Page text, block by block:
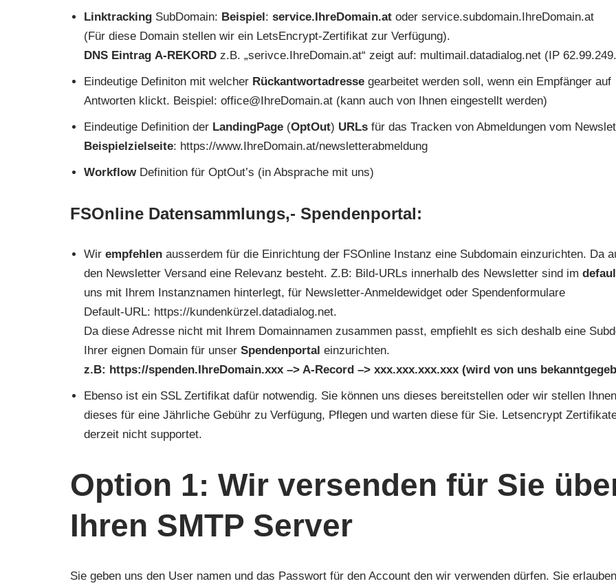
Linktracking SubDomain: Beispiel: service.IhreDomain.at oder service.subdomain.IhreDomain.at
(Für diese Domain stellen wir ein LetsEncrypt-Zertifikat zur Verfügung).
DNS Eintrag A-REKORD z.B. „serivce.IhreDomain.at“ zeigt auf: multimail.datadialog.net (IP
Eindeutige Definiton mit welcher Rückantwortadresse gearbeitet werden soll, wenn ein Empfänger auf
Antworten klickt. Beispiel: office@IhreDomain.at (kann auch von Ihnen eingestellt werden)
Eindeutige Definition der LandingPage (OptOut) URLs für das Tracken von Abmeldungen vom
Beispielzielseite: https://www.IhreDomain.at/newsletterabmeldung
WorkflowDefinition für OptOut’s (in Absprache mit uns)
FSOnline Datensammlungs,- Spendenportal:
Wir empfehlen ausserdem für die Einrichtung der FSOnline Instanz eine Subdomain einzurichten. Da
den Newsletter Versand eine Relevanz besteht. Z.B: Bild-URLs innerhalb des Newsletter sind im
uns mit Ihrem Instanznamen hinterlegt, für Newsletter-Anmeldewidget oder Spendenformulare
Default-URL: https://kundenkürzel.datadialog.net.
Da diese Adresse nicht mit Ihrem Domainnamen zusammen passt, empfiehlt es sich deshalb eine
Ihrer eignen Domain für unser Spendenportal einzurichten.
z.B: https://spenden.IhreDomain.xxx –> A-Record –> xxx.xxx.xxx.xxx (wird von uns
Ebenso ist ein SSL Zertifikat dafür notwendig. Sie können uns dieses bereitstellen oder wir stellen Ihnen
dieses für eine Jährliche Gebühr zu Verfügung, Pflegen und warten diese für Sie. Letsencrypt
derzeit nicht supportet.
Option 1: Wir versenden für Sie
Ihren SMTP Server
Sie geben uns den User namen und das Passwort für den Account den wir verwenden dürfen. Sie erlauben